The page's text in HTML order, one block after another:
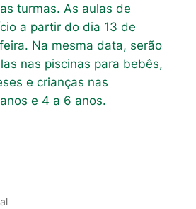
turmas. As aulas de
a partir do dia 13 de
Na mesma data, serão
nas piscinas para bebês,
e crianças nas
e 4 a 6 anos.